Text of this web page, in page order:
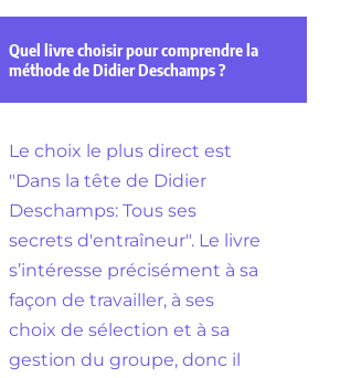
Quel livre choisir pour comprendre la
méthode de Didier Deschamps ?
Le choix le plus direct est
"Dans la tête de Didier
Deschamps: Tous ses
secrets d'entraîneur". Le livre
s’intéresse précisément à sa
façon de travailler, à ses
choix de sélection et à sa
gestion du groupe, donc il